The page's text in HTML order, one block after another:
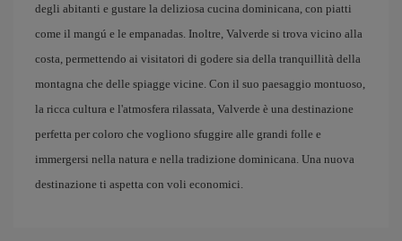
degli abitanti e gustare la deliziosa cucina dominicana, con piatti
come il mangú e le empanadas. Inoltre, Valverde si trova vicino alla
costa, permettendo ai visitatori di godere sia della tranquillità della
montagna che delle spiagge vicine. Con il suo paesaggio montuoso,
la ricca cultura e l'atmosfera rilassata, Valverde è una destinazione
perfetta per coloro che vogliono sfuggire alle grandi folle e
immergersi nella natura e nella tradizione dominicana. Una nuova
destinazione ti aspetta con voli economici.